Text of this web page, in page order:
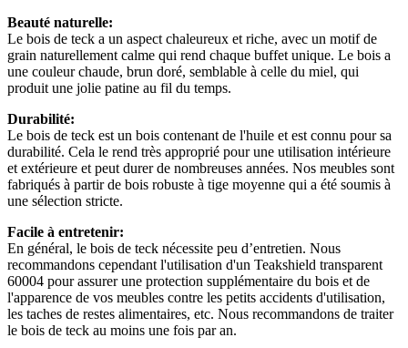
Beauté naturelle:
Le bois de teck a un aspect chaleureux et riche, avec un motif de
grain naturellement calme qui rend chaque buffet unique. Le bois a
une couleur chaude, brun doré, semblable à celle du miel, qui
produit une jolie patine au fil du temps.
Durabilité:
Le bois de teck est un bois contenant de l'huile et est connu pour sa
durabilité. Cela le rend très approprié pour une utilisation intérieure
et extérieure et peut durer de nombreuses années. Nos meubles sont
fabriqués à partir de bois robuste à tige moyenne qui a été soumis à
une sélection stricte.
Facile à entretenir:
En général, le bois de teck nécessite peu d’entretien. Nous
recommandons cependant l'utilisation d'un Teakshield transparent
60004 pour assurer une protection supplémentaire du bois et de
l'apparence de vos meubles contre les petits accidents d'utilisation,
les taches de restes alimentaires, etc. Nous recommandons de traiter
le bois de teck au moins une fois par an.